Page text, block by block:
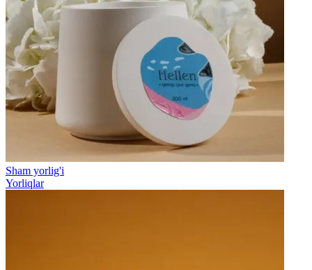
Sham yorlig'i
Yorliqlar